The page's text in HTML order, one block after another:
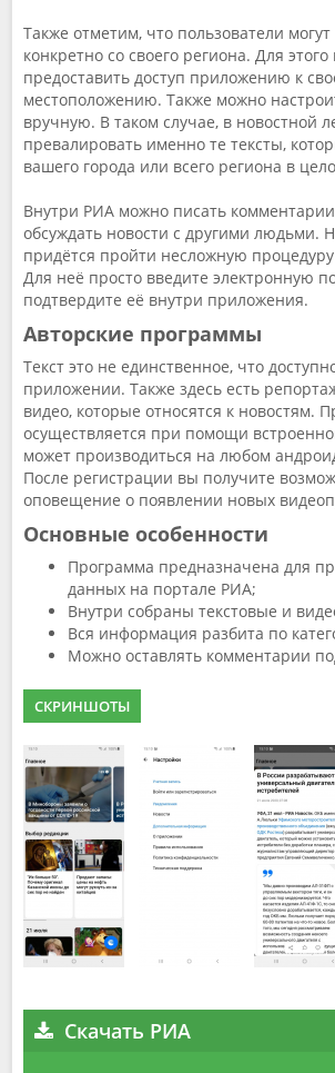
Также отметим, что пользователи
конкретно со своего региона. Для
предоставить доступ приложению к
местоположению. Также можно
вручную. В таком случае, в новостной
превалировать именно те тексты,
вашего города или всего региона в
Внутри РИА можно писать
обсуждать новости с другими людьми.
придётся пройти несложную
Для неё просто введите электронную
подтвердите её внутри приложения.
Авторские программы
Текст это не единственное, что
приложении. Также здесь есть
видео, которые относятся к новостям.
осуществляется при помощи
может производиться на любом
После регистрации вы получите
оповещение о появлении новых
Основные особенности
Программа предназначена для
данных на портале РИА;
Внутри собраны текстовые и
Вся информация разбита по
Можно оставлять комментарии
СКРИНШОТЫ
Скачать РИА